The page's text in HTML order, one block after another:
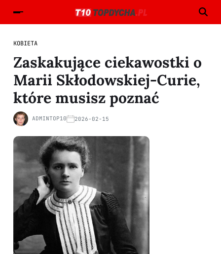
KOBIETA
Zaskakujące ciekawostki o
Marii Skłodowskiej-Curie,
które musisz poznać
ADMINTOP10 2026-02-15